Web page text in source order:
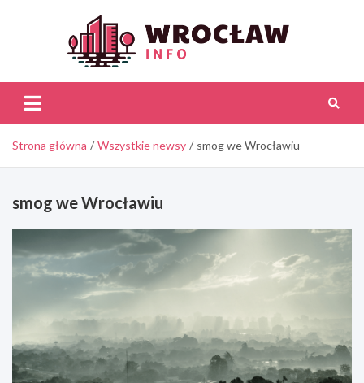
Strona główna Wszystkie newsy smog we Wrocławiu
smog we Wrocławiu